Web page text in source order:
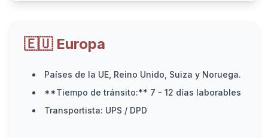
🇪🇺 Europa
Países de la UE, Reino Unido, Suiza y Noruega.
**Tiempo de tránsito:** 7 - 12 días laborables
Transportista: UPS / DPD